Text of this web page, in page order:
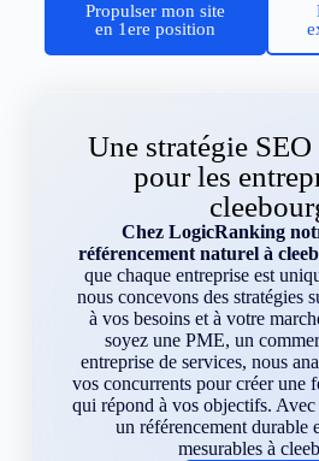
Propulser mon site
en 1ere position
Une stratégie SEO
pour les
Chez LogicRanking
référencement naturel à
que chaque entreprise est
nous concevons des stratégies
à vos besoins et à votre
soyez une PME, un
entreprise de services, nous
vos concurrents pour créer une
qui répond à vos objectifs.
un référencement durable
mesurables à